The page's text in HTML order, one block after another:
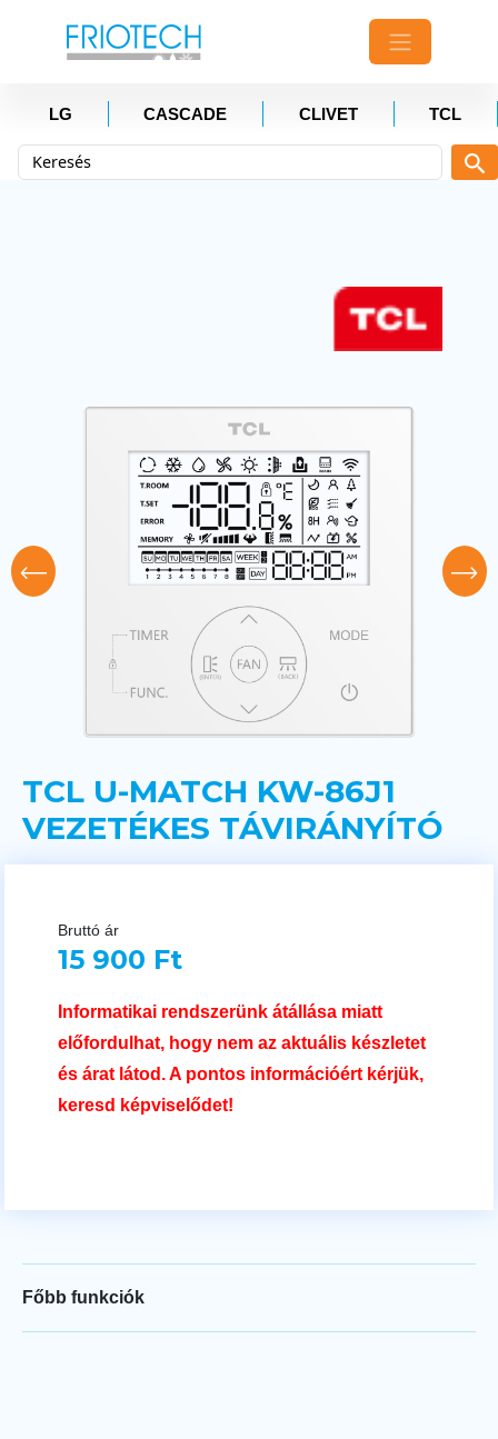
LG CASCADE CLIVET TCL
TCL U-MATCH KW-86J1
VEZETÉKES TÁVIRÁNYÍTÓ
Bruttó ár
15 900 Ft
Informatikai rendszerünk átállása miatt
előfordulhat, hogy nem az aktuális készletet
és árat látod. A pontos információért kérjük,
keresd képviselődet!
Főbb funkciók